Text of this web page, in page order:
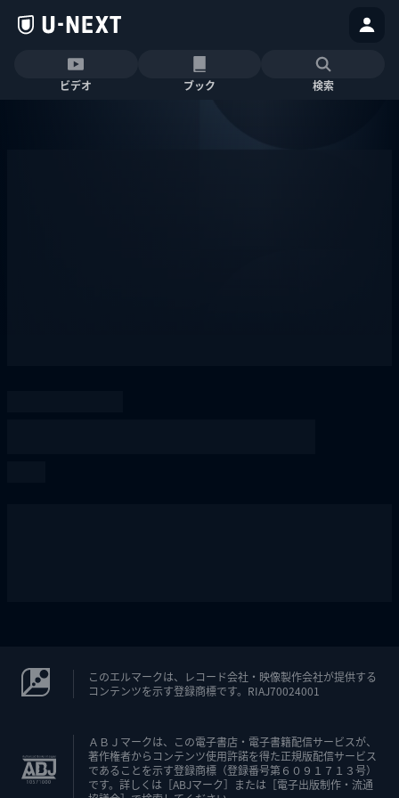
ビデオ ブック 検索
このエルマークは、レコード会社・映像製作会社が提供する
コンテンツを示す登録商標です。RIAJ70024001
ＡＢＪマークは、この電子書店・電子書籍配信サービスが、
著作権者からコンテンツ使用許諾を得た正規版配信サービス
であることを示す登録商標（登録番号第６０９１７１３号）
です。詳しくは［ABJマーク］または［電子出版制作・流通